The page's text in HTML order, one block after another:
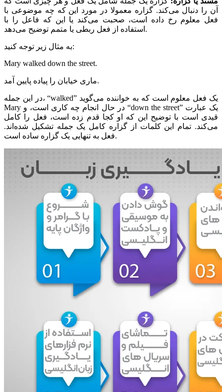
آن را دنبال می‌کند. گزاره معمولا در مورد این که چه موضوعی با
فعل معلوم رخ داده است، صحبت می‌کند یا این که فاعل را با
استفاده از فعل ربطی یا متمم توضیح می‌دهد.
به مثال زیر توجه کنید:
Mary walked down the street.
ماری خیابان را پیاده پایین آمد.
در این جمله، “walked” یک فعل معلوم است که به خواننده می‌گوید
Mary در حال انجام چه کاری است، و “down the street” یک عبارت
قیدی است با توضیح این که او کجا قدم زده‌ است، فعل را کامل
می‌کند. تمام این کلمات از گزاره کامل یک جمله تشکیل شده‌اند.
فعل به تنهایی یک گزاره ساده است.